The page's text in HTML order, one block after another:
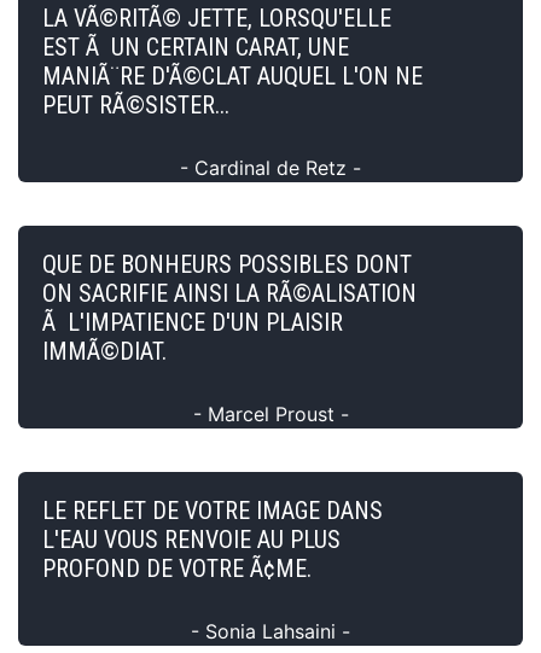
LA VÃ©RITÃ© JETTE, LORSQU'ELLE
EST Ã UN CERTAIN CARAT, UNE
MANIÃ¨RE D'Ã©CLAT AUQUEL L'ON NE
PEUT RÃ©SISTER...
- Cardinal de Retz -
QUE DE BONHEURS POSSIBLES DONT
ON SACRIFIE AINSI LA RÃ©ALISATION
Ã L'IMPATIENCE D'UN PLAISIR
IMMÃ©DIAT.
- Marcel Proust -
LE REFLET DE VOTRE IMAGE DANS
L'EAU VOUS RENVOIE AU PLUS
PROFOND DE VOTRE Ã¢ME.
- Sonia Lahsaini -